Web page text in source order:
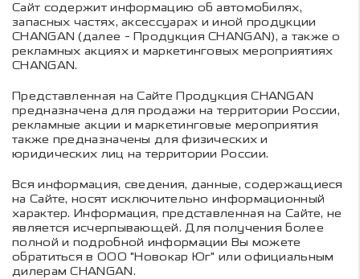
Сайт содержит информацию об автомобилях,
запасных частях, аксессуарах и иной продукции
CHANGAN (далее - Продукция CHANGAN), а также о
рекламных акциях и маркетинговых мероприятиях
CHANGAN.
Представленная на Сайте Продукция CHANGAN
предназначена для продажи на территории России,
рекламные акции и маркетинговые мероприятия
также предназначены для физических и
юридических лиц на территории России.
Вся информация, сведения, данные, содержащиеся
на Сайте, носят исключительно информационный
характер. Информация, представленная на Сайте, не
является исчерпывающей. Для получения более
полной и подробной информации Вы можете
обратиться в ООО "Новокар Юг" или официальным
дилерам CHANGAN.